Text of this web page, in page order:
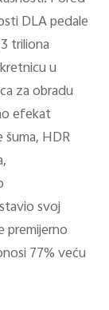
DLA pedale
triliona
u
za obradu
efekat
HDR
svoj
premijerno
77% veću